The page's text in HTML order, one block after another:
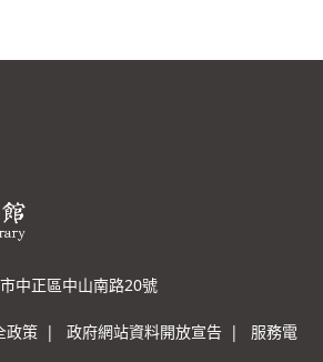
中正區中山南路20號
政策 | 政府網站資料開放宣告 |
服務電